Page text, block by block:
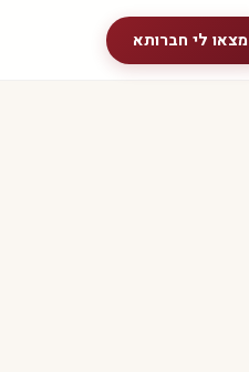
מצאו לי חברותא